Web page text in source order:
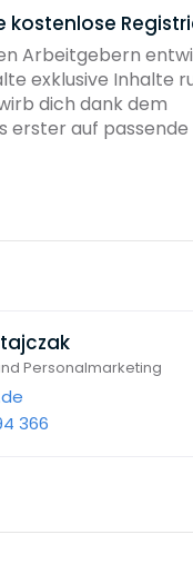
kostenlose
Arbeitgebern
exklusive Inhalte
dich dank dem
erster auf passende
Personalmarketing
366